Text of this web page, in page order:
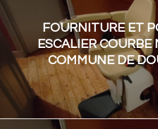
FOURNITURE ET
ESCALIER
COMMUNE DE